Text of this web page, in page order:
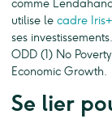
comme
utilise le cadre Iris+
ses
ODD (1) No
Economic Growth.
Se lier